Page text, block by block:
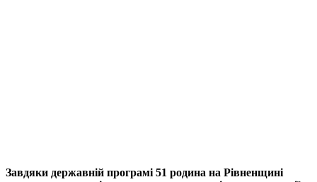
Завдяки державній програмі 51 родина на Рівненщині